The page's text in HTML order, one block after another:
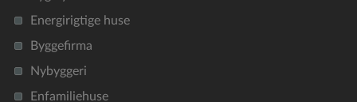
Energirigtige huse
Byggefirma
Nybyggeri
Enfamiliehuse